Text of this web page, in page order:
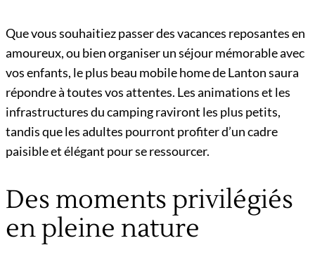
Que vous souhaitiez passer des vacances reposantes en
amoureux, ou bien organiser un séjour mémorable avec
vos enfants, le plus beau mobile home de Lanton saura
répondre à toutes vos attentes. Les animations et les
infrastructures du camping raviront les plus petits,
tandis que les adultes pourront profiter d’un cadre
paisible et élégant pour se ressourcer.
Des moments privilégiés
en pleine nature